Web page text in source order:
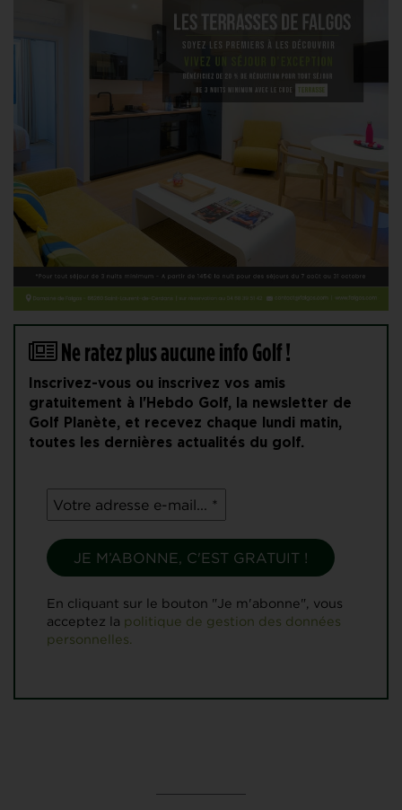
Ne ratez plus aucune info Golf !
Inscrivez-vous ou inscrivez vos amis
gratuitement à l'Hebdo Golf, la newsletter de
Golf Planète, et recevez chaque lundi matin,
toutes les dernières actualités du golf.
En cliquant sur le bouton "Je m'abonne", vous
acceptez la politique de gestion des données
personnelles.